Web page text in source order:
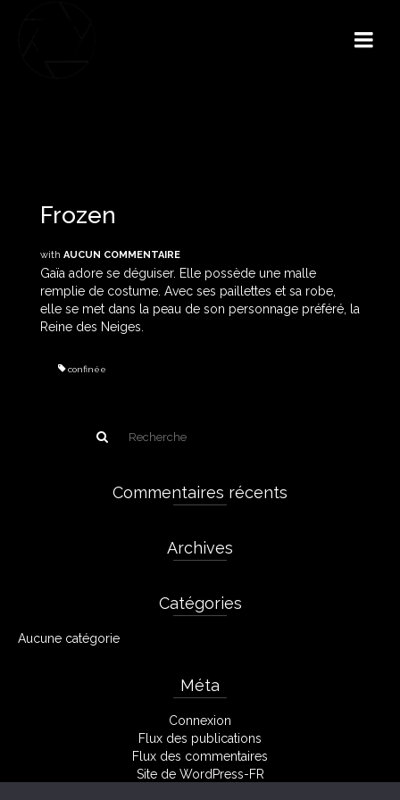
Frozen
with AUCUN COMMENTAIRE
Gaïa adore se déguiser. Elle possède une malle
remplie de costume. Avec ses paillettes et sa robe,
elle se met dans la peau de son personnage préféré, la
Reine des Neiges.
confinée
Commentaires récents
Archives
Catégories
Aucune catégorie
Méta
Connexion
Flux des publications
Flux des commentaires
Site de WordPress-FR